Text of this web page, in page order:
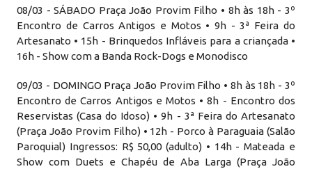
08/03 - SÁBADO Praça João Provim Filho • 8h às 18h - 3º
Encontro de Carros Antigos e Motos • 9h - 3ª Feira do
Artesanato • 15h - Brinquedos Infláveis para a criançada •
16h - Show com a Banda Rock-Dogs e Monodisco
09/03 - DOMINGO Praça João Provim Filho • 8h às 18h - 3º
Encontro de Carros Antigos e Motos • 8h - Encontro dos
Reservistas (Casa do Idoso) • 9h - 3ª Feira do Artesanato
(Praça João Provim Filho) • 12h - Porco à Paraguaia (Salão
Paroquial) Ingressos: R$ 50,00 (adulto) • 14h - Mateada e
Show com Duets e Chapéu de Aba Larga (Praça João